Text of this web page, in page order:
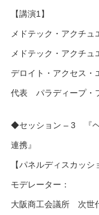
【講演1】
メドテック・アクチ
メドテック・アクチ
デロイト・アクセス・
代表 パラディープ・
◆セッション – 3 『ヘ
連携』
【パネルディスカッシ
モデレーター：
大阪商工会議所 次世